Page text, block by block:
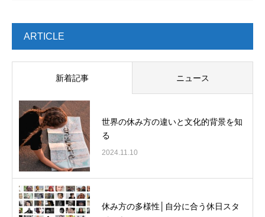
ARTICLE
新着記事 ニュース
世界の休み方の違いと文化的背景を知
る
2024.11.10
休み方の多様性│自分に合う休日スタ